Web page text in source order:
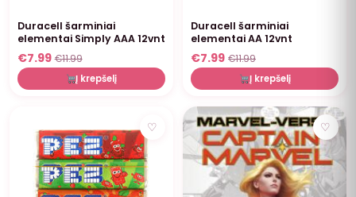
Duracell šarminiai
elementai Simply AAA 12vnt
€7.99 €11.99
Į krepšelį
Duracell šarminiai
elementai AA 12vnt
€7.99 €11.99
Į krepšelį
♡ ♡